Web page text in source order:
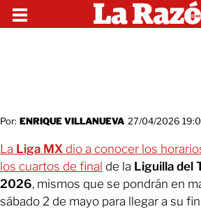
Por: ENRIQUE VILLANUEVA 27/04/2026
La Liga MX dio a conocer los
los cuartos de final de la Liguilla del
2026, mismos que se pondrán en
sábado 2 de mayo para llegar a su